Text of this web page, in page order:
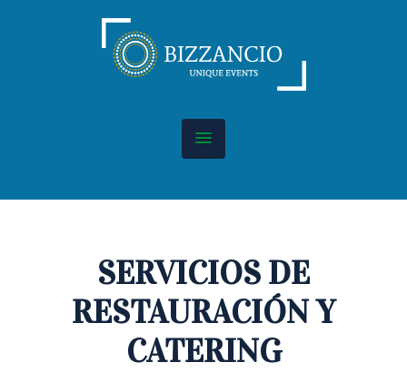
SERVICIOS DE
RESTAURACIÓN Y
CATERING